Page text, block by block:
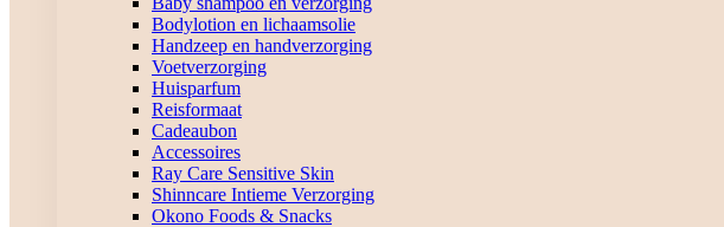
Bodylotion en lichaamsolie
Handzeep en handverzorging
Voetverzorging
Huisparfum
Reisformaat
Cadeaubon
Accessoires
Ray Care Sensitive Skin
Shinncare Intieme Verzorging
Okono Foods & Snacks